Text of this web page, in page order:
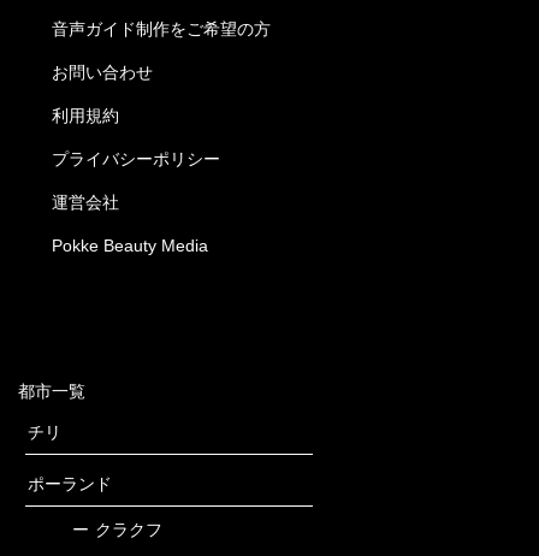
音声ガイド制作をご希望の方
お問い合わせ
利用規約
プライバシーポリシー
運営会社
Pokke Beauty Media
都市一覧
チリ
ポーランド
ー クラクフ